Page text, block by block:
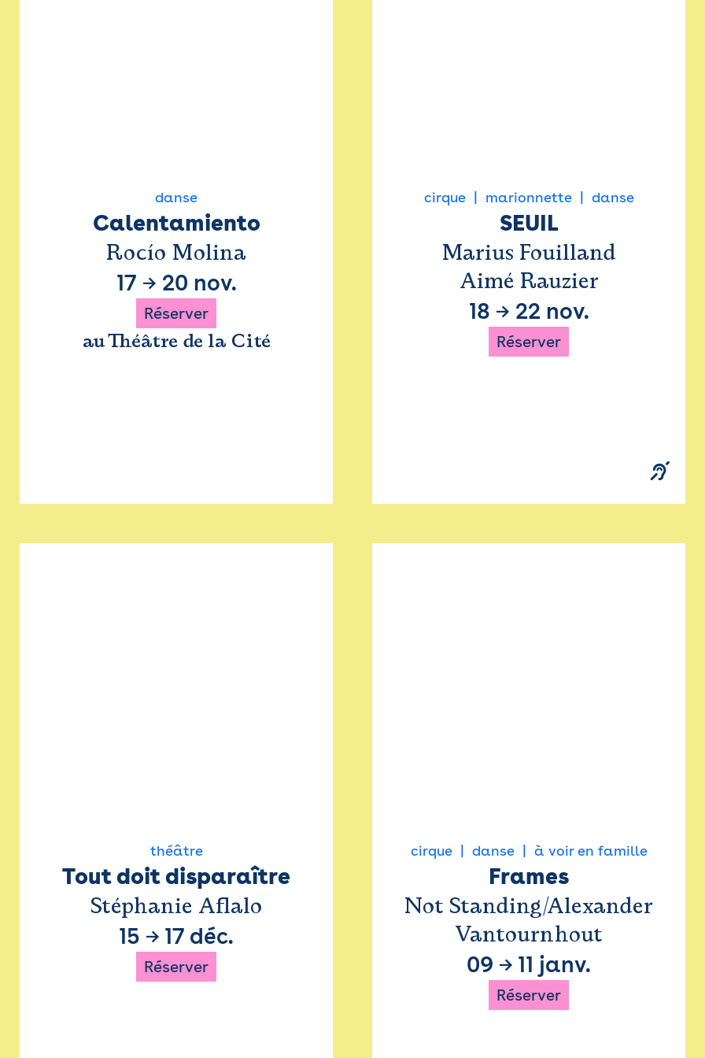
danse
Calentamiento
Rocío Molina
17 → 20 nov.
Réserver
au Théâtre de la Cité
cirque marionnette danse
SEUIL
Marius Fouilland
Aimé Rauzier
18 → 22 nov.
Réserver
théâtre
Tout doit disparaître
Stéphanie Aflalo
15 → 17 déc.
Réserver
cirque danse à voir en famille
Frames
Not Standing/Alexander
Vantournhout
09 → 11 janv.
Réserver